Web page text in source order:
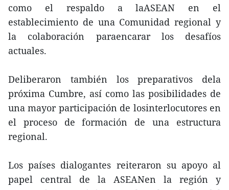
como el respaldo a laASEAN en el
establecimiento de una Comunidad regional y
la colaboración paraencarar los desafíos
actuales.
Deliberaron también los preparativos dela
próxima Cumbre, así como las posibilidades de
una mayor participación de losinterlocutores en
el proceso de formación de una estructura
regional.
Los países dialogantes reiteraron su apoyo al
papel central de la ASEANen la región y